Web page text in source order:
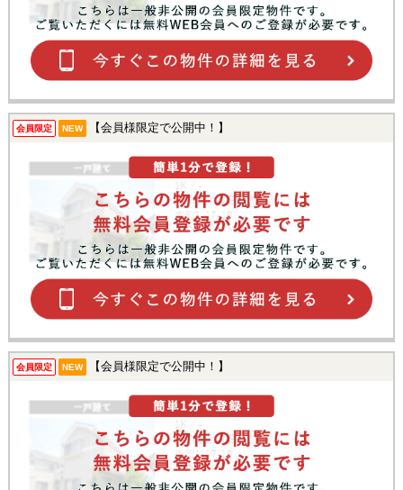
会員限定 NEW 【会員様限定で公開中！】
会員限定 NEW 【会員様限定で公開中！】